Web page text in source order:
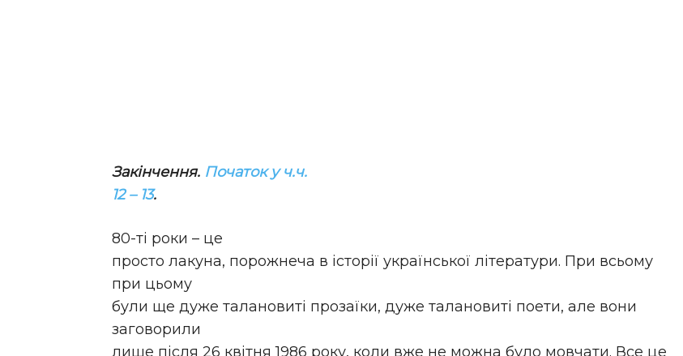
Закінчення. Початок у ч.ч.
12 – 13.
80-ті роки – це
просто лакуна, порожнеча в історії української літератури. При всьому
при цьому
були ще дуже талановиті прозаїки, дуже талановиті поети, але вони
заговорили
лише після 26 квітня 1986 року, коли вже не можна було мовчати. Все це